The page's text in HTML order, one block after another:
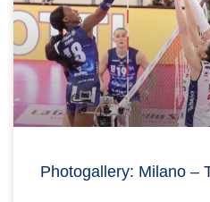
Photogallery: Milano –